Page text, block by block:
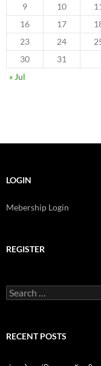
9
10
16
17
23
24
30
31
« Jul
LOGIN
Mebership Login
REGISTER
Search
for:
RECENT POSTS